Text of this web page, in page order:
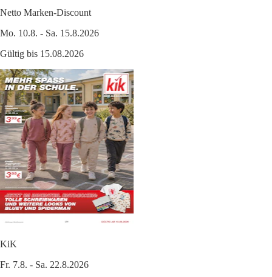
Netto Marken-Discount
Mo. 10.8. - Sa. 15.8.2026
Gültig bis 15.08.2026
KiK
Fr. 7.8. - Sa. 22.8.2026